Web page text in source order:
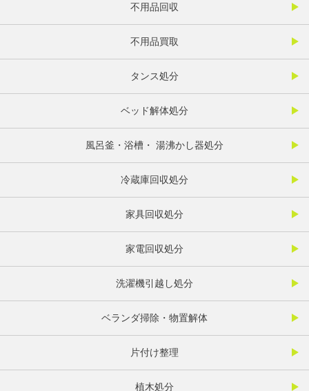
不用品回収
不用品買取
タンス処分
ベッド解体処分
風呂釜・浴槽・ 湯沸かし器処分
冷蔵庫回収処分
家具回収処分
家電回収処分
洗濯機引越し処分
ベランダ掃除・物置解体
片付け整理
植木処分